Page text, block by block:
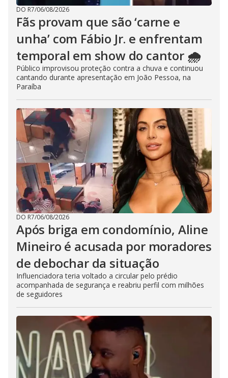
DO R7/06/08/2026
Fãs provam que são ‘carne e
unha’ com Fábio Jr. e enfrentam
temporal em show do cantor 🌧️
Público improvisou proteção contra a chuva e continuou
cantando durante apresentação em João Pessoa, na
Paraíba
DO R7/06/08/2026
Após briga em condomínio, Aline
Mineiro é acusada por moradores
de debochar da situação
Influenciadora teria voltado a circular pelo prédio
acompanhada de segurança e reabriu perfil com milhões
de seguidores